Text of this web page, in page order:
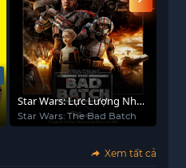
Star Wars: Lực Lượng Nhân
Bản 99
Star Wars: The Bad Batch
Xem tất cả